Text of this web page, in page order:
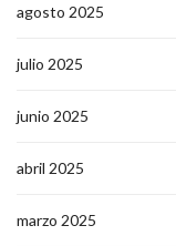
agosto 2025
julio 2025
junio 2025
abril 2025
marzo 2025